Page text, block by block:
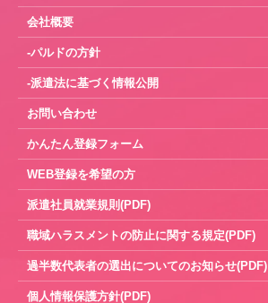
会社概要
-パルドの方針
-派遣法に基づく情報公開
お問い合わせ
かんたん登録フォーム
WEB登録を希望の方
派遣社員就業規則(PDF)
職域ハラスメントの防止に関する規定(PDF)
過半数代表者の選出についてのお知らせ(PDF)
個人情報保護方針(PDF)